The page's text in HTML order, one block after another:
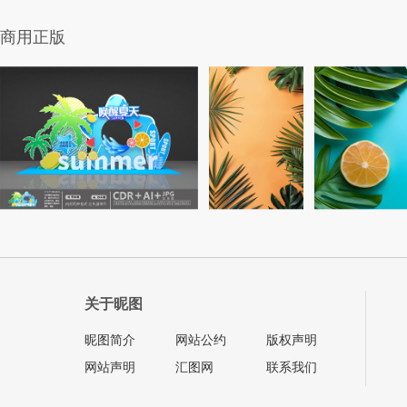
商用正版
关于昵图
昵图简介
网站声明
网站公约
汇图网
版权声明
联系我们